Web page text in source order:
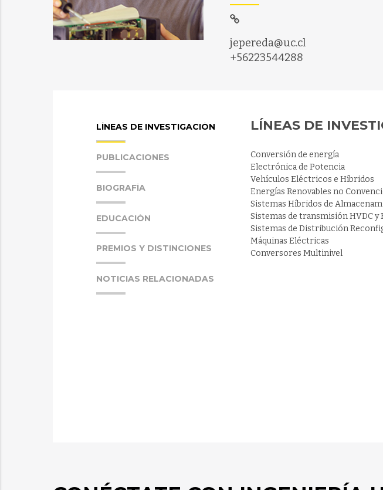
jepereda@uc.cl
+56223544288
LÍNEAS DE INVESTIGACIÓN
PUBLICACIONES
BIOGRAFÍA
EDUCACIÓN
PREMIOS Y DISTINCIONES
NOTICIAS RELACIONADAS
LÍNEAS DE
Conversión de energía
Electrónica de Potencia
Vehículos Eléctricos e Híbridos
Energías Renovables no
Sistemas Híbridos de
Sistemas de transmisión HVDC y
Sistemas de Distribución
Máquinas Eléctricas
Conversores Multinivel